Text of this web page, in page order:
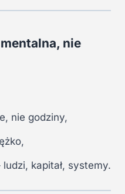
nie
nie godziny,
ludzi, kapitał, systemy.